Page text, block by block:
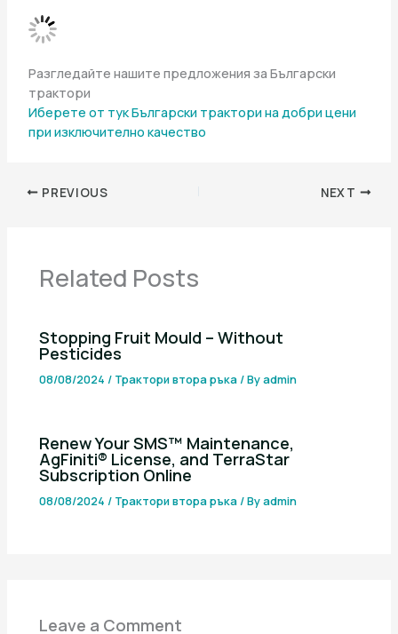
Разгледайте нашите предложения за Български
трактори
Иберете от тукБългарски трактори на добри цени
при изключително качество
PREVIOUS NEXT
Related Posts
Stopping Fruit Mould – Without
Pesticides
08/08/2024 / Трактори втора ръка / Byadmin
Renew Your SMS™ Maintenance,
AgFiniti® License, and TerraStar
Subscription Online
08/08/2024/ Трактори втора ръка/ Byadmin
Leave a Comment